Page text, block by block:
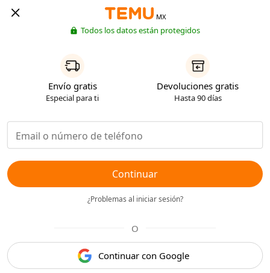
MX
Todos los datos están protegidos
Envío gratis
Especial para ti
Devoluciones gratis
Hasta 90 días
Continuar
¿Problemas al iniciar sesión?
O
Continuar con Google